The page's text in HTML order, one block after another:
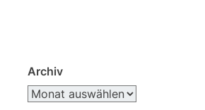
Archiv